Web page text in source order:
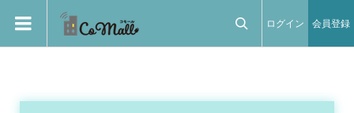
ログイン 会員登録